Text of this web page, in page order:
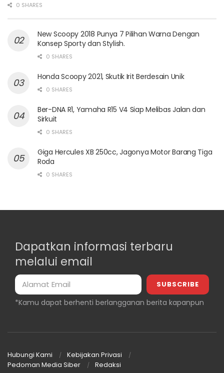
0 SHARES
New Scoopy 2018 Punya 7 Pilihan Warna Dengan
Konsep Sporty dan Stylish.
0 SHARES
Honda Scoopy 2021, Skutik Irit Berdesain Unik
0 SHARES
Ber-DNA R1, Yamaha R15 V4 Siap Melibas Jalan dan
Sirkuit
0 SHARES
Giga Hercules XB 250cc, Jagonya Motor Barang Tiga
Roda
0 SHARES
Dapatkan informasi terbaru
melalui email
*Kamu dapat berhenti berlangganan berita kapanpun
Hubungi Kami
Kebijakan Privasi
Pedoman Media Siber
Redaksi